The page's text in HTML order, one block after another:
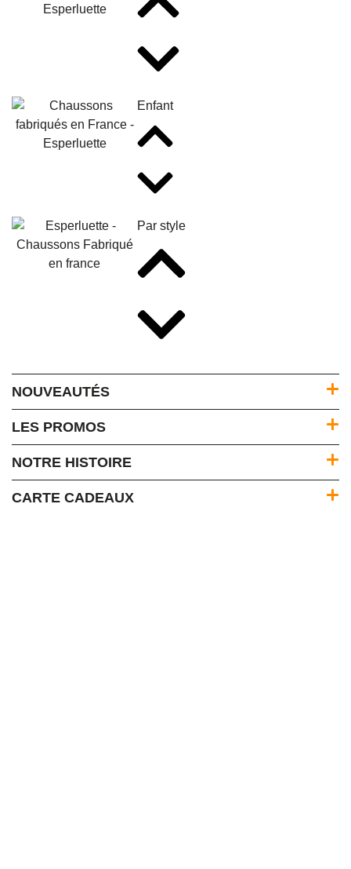
Enfant
Par style
NOUVEAUTÉS
LES PROMOS
NOTRE HISTOIRE
CARTE CADEAUX